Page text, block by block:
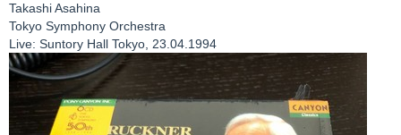
Takashi Asahina
Tokyo Symphony Orchestra
Live: Suntory Hall Tokyo, 23.04.1994